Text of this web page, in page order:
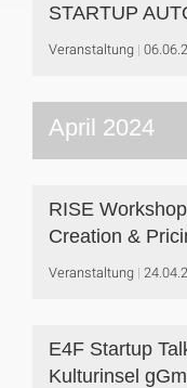
STARTUP
Veranstaltung
April 2024
RISE
Creation &
Veranstaltung
E4F Startup
Kulturinsel